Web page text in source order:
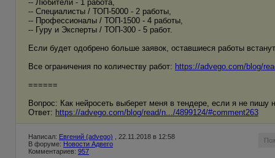
-- Любители - 1 работа,
-- Специалисты / ТОП-5000 - 2 работы,
-- Профессионалы / ТОП-1500 - 4 работы,
-- Гуру и Эксперты / ТОП-300 - 5 работ.
Если будет одобрено больше заявок, оставшиеся работы
Все ограничения по количеству работ: https://advego.com/blog/
======
Вопрос: Как нейросеть выберет меня в тендере, если я не пишу
Ответ: https://advego.com/blog/read/n.../4899124/#comment263
Написал: Евгений (advego) , 22.11.2018 в 12:58
В форуме: Новости Адвего
Комментариев: 957